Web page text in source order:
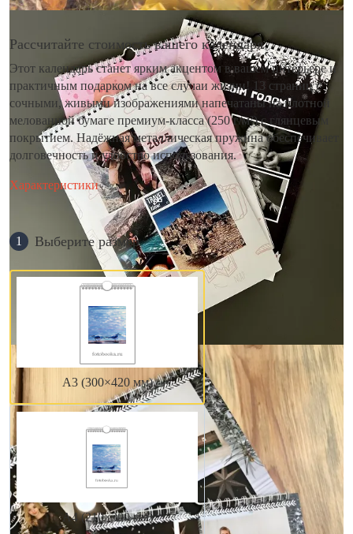
Рассчитайте стоимость вашего календаря
Этот календарь станет ярким акцентом в вашем интерьере и
практичным подарком на все случаи жизни! 13 страниц с
сочными, живыми изображениями напечатаны на плотной
мелованной бумаге премиум-класса (250 г/м²) с глянцевым
покрытием. Надёжная металлическая пружина обеспечивает
долговечность и удобство использования.
Характеристики
1 Выберите размер
А3 (300×420 мм)
А4 (210×300 мм)